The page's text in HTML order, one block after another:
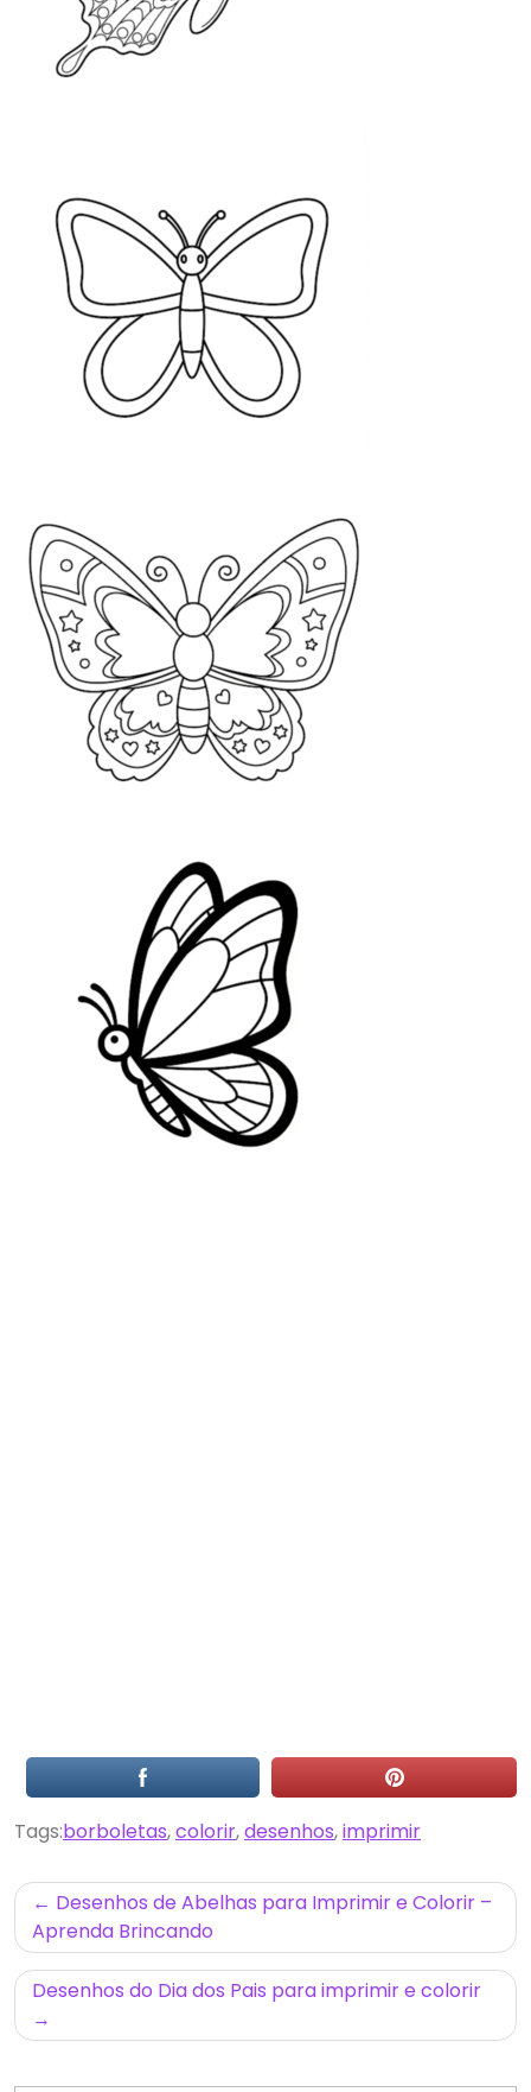
Tags:borboletas,colorir,desenhos,imprimir
Navegação
de
Post
Desenhos de Abelhas para Imprimir e Colorir –
Aprenda Brincando
Desenhos do Dia dos Pais para imprimir e colorir